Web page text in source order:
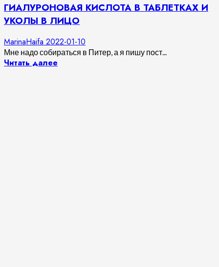
ГИАЛУРОНОВАЯ КИСЛОТА В ТАБЛЕТКАХ И
УКОЛЫ В ЛИЦО
MarinaHaifa 2022-01-10
Мне надо собираться в Питер, а я пишу пост...
Читать далее